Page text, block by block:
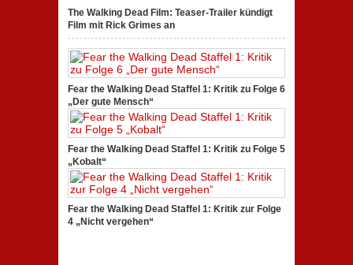
The Walking Dead Film: Teaser-Trailer kündigt
Film mit Rick Grimes an
Fear the Walking Dead Staffel 1: Kritik zu Folge 6
„Der gute Mensch“
Fear the Walking Dead Staffel 1: Kritik zu Folge 5
„Kobalt“
Fear the Walking Dead Staffel 1: Kritik zur Folge
4 „Nicht vergehen“